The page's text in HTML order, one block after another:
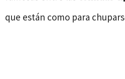
que están como para